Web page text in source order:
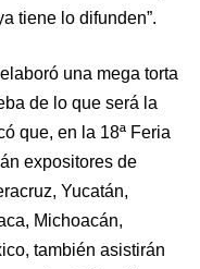
tiene lo difunden”.
una mega torta
de lo que será la
que, en la 18ª Feria
expositores de
Yucatán,
Michoacán,
también asistirán